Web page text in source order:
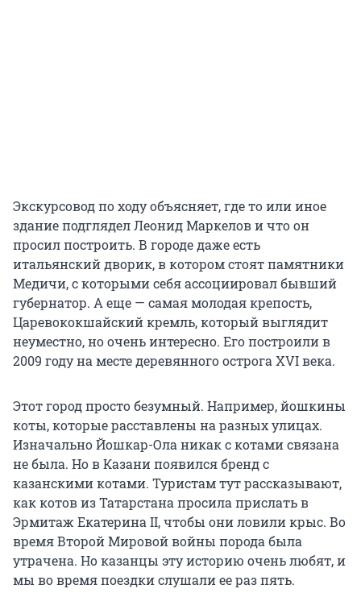
Экскурсовод по ходу объясняет, гдетоили иное
здание подглядел Леонид Маркелов и что он
просил построить. В городе даже есть
итальянский дворик, в котором стоят памятники
Медичи, с которыми себя ассоциировал бывший
губернатор. А еще — самая молодая крепость,
Царевококшайский кремль, который выглядит
неуместно, но очень интересно. Его построили в
2009 году на месте деревянного острогаXVIвека.
Этот город просто безумный. Например, йошкины
коты, которые расставлены на разных улицах.
Изначально Йошкар-Ола никак с котами связана
не была. Но в Казани появился бренд с
казанскими котами. Туристам тут рассказывают,
как котов из Татарстана просила прислать в
Эрмитаж ЕкатеринаII, чтобы они ловили крыс. Во
время Второй Мировой войны порода была
утрачена. Но казанцы эту историю очень любят, и
мы во время поездки слушали ее раз пять.